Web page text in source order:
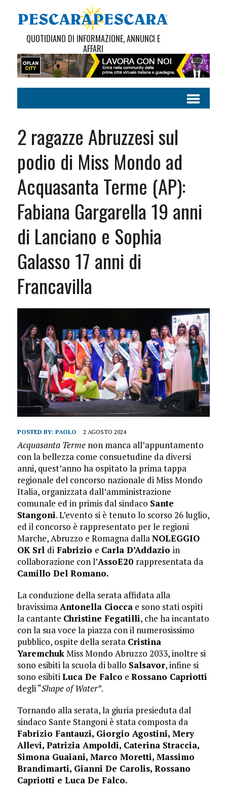
QUOTIDIANO DI INFORMAZIONE, ANNUNCI E
AFFARI
2 ragazze Abruzzesi sul
podio di Miss Mondo ad
Acquasanta Terme (AP):
Fabiana Gargarella 19 anni
di Lanciano e Sophia
Galasso 17 anni di
Francavilla
POSTED BY: PAOLO 2 AGOSTO 2024
Acquasanta Terme non manca all’appuntamento
con la bellezza come consuetudine da diversi
anni, quest’anno ha ospitato la prima tappa
regionale del concorso nazionale di Miss Mondo
Italia, organizzata dall’amministrazione
comunale ed in primis dal sindaco Sante
Stangoni. L’evento si è tenuto lo scorso 26 luglio,
ed il concorso è rappresentato per le regioni
Marche, Abruzzo e Romagna dallaNOLEGGIO
OK Srl diFabrizio e Carla D’Addazio in
collaborazione con l’AssoE20 rappresentata da
Camillo Del Romano.
La conduzione della serata affidata alla
bravissimaAntonella Cioccae sono stati ospiti
la cantante Christine Fegatilli, che ha incantato
con la sua voce la piazza con il numerosissimo
pubblico, ospite della serata Cristina
YaremchukMiss Mondo Abruzzo 2033, inoltre si
sono esibiti la scuola di ballo Salsavor, infine si
sono esibitiLuca De Falco e Rossano Capriotti
degli “Shape of Water”.
Tornando alla serata, la giuria presieduta dal
sindaco Sante Stangoni è stata composta da
Fabrizio Fantauzi, Giorgio Agostini, Mery
Allevi, Patrizia Ampoldi, Caterina Straccia,
Simona Guaiani, Marco Moretti, Massimo
Brandimarti, Gianni De Carolis, Rossano
Capriotti e Luca De Falco.